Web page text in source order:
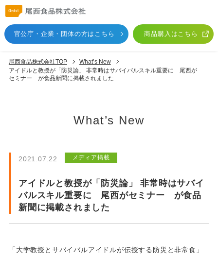
官公庁・企業・団体の方はこちら 商品購入はこちら
尾西食品株式会社TOP
What’s New
アイドルと教授が「防災論」 非常時はサバイバルスキル重要に 尾西が
セミナー が食品新聞に掲載されました
What’s New
2021.07.22 メディア掲載
アイドルと教授が「防災論」 非常時はサバイ
バルスキル重要に 尾西がセミナー が食品
新聞に掲載されました
「大学教授とサバイバルアイドルが伝授する防災と非常食」